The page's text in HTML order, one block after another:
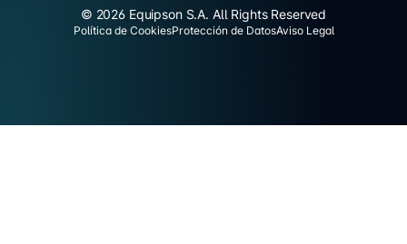
© 2026 Equipson S.A. All Rights Reserved
Política de CookiesProtección de DatosAviso Legal